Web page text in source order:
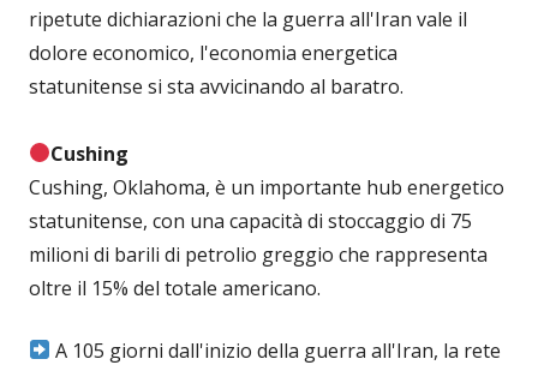
ripetute dichiarazioni che la guerra all'Iran vale il
dolore economico, l'economia energetica
statunitense si sta avvicinando al baratro.
Cushing
Cushing, Oklahoma, è un importante hub energetico
statunitense, con una capacità di stoccaggio di 75
milioni di barili di petrolio greggio che rappresenta
oltre il 15% del totale americano.
A 105 giorni dall'inizio della guerra all'Iran, la rete